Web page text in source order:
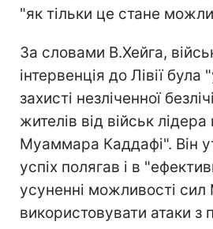
"як тільки це стане
За словами В.Хейга,
інтервенція до Лівії була
захисті незліченної
жителів від військ лідера
Муаммара Каддафі". Він
успіх полягав і в
усуненні можливості
використовувати атаки з